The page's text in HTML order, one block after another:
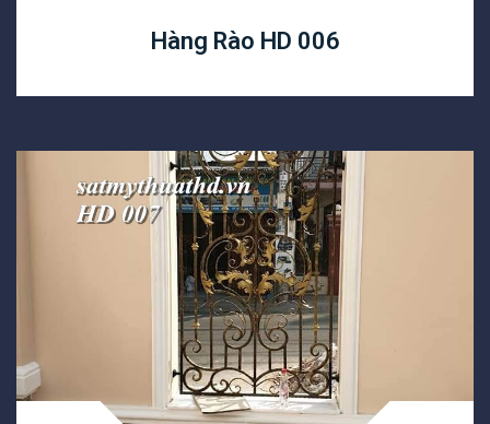
Hàng Rào HD 006